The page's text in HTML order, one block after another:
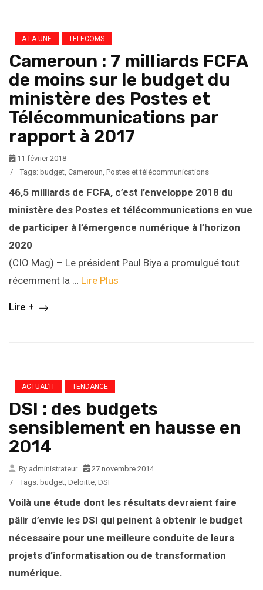
A LA UNE TELECOMS
Cameroun : 7 milliards FCFA
de moins sur le budget du
ministère des Postes et
Télécommunications par
rapport à 2017
11 février 2018
/
Tags: budget, Cameroun, Postes et télécommunications
46,5 milliards de FCFA, c’est l’enveloppe 2018 du
ministère des Postes et télécommunications en vue
de participer à l’émergence numérique à l’horizon
2020
(CIO Mag) – Le président Paul Biya a promulgué tout
récemment la … Lire Plus
Lire +
ACTUAL’IT TENDANCE
DSI : des budgets
sensiblement en hausse en
2014
By administrateur
27 novembre 2014
/
Tags: budget, Deloitte, DSI
Voilà une étude dont les résultats devraient faire
pâlir d’envie les DSI qui peinent à obtenir le budget
nécessaire pour une meilleure conduite de leurs
projets d’informatisation ou de transformation
numérique.